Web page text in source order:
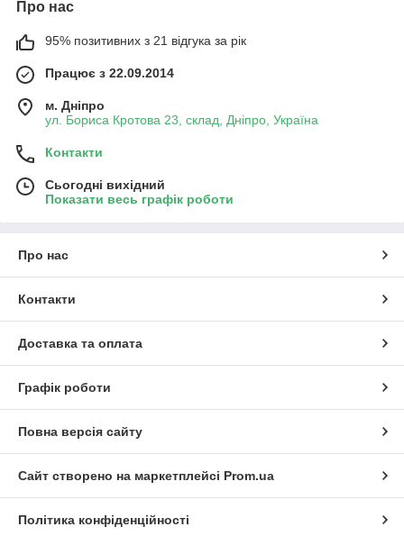
Про нас
95% позитивних з 21 відгука за рік
Працює з 22.09.2014
м. Дніпро
ул. Бориса Кротова 23, склад, Дніпро, Україна
Контакти
Сьогодні вихідний
Показати весь графік роботи
Про нас
Контакти
Доставка та оплата
Графік роботи
Повна версія сайту
Сайт створено на маркетплейсі Prom.ua
Політика конфіденційності